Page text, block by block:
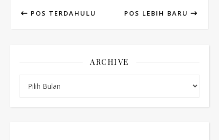
POS TERDAHULU POS LEBIH BARU
ARCHIVE